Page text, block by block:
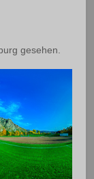
gesehen.